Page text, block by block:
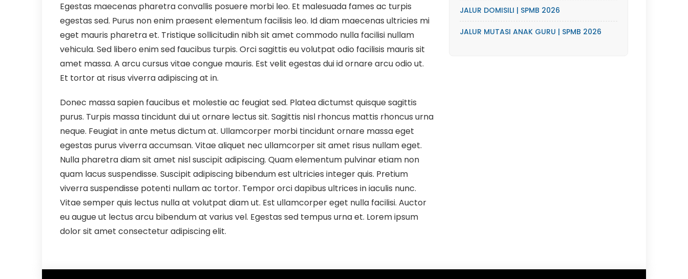
Egestas maecenas pharetra convallis posuere morbi leo. Et malesuada fames ac turpis
egestas sed. Purus non enim praesent elementum facilisis leo. Id diam maecenas ultricies mi
eget mauris pharetra et. Tristique sollicitudin nibh sit amet commodo nulla facilisi nullam
vehicula. Sed libero enim sed faucibus turpis. Orci sagittis eu volutpat odio facilisis mauris sit
amet massa. A arcu cursus vitae congue mauris. Est velit egestas dui id ornare arcu odio ut.
Et tortor at risus viverra adipiscing at in.
Donec massa sapien faucibus et molestie ac feugiat sed. Platea dictumst quisque sagittis
purus. Turpis massa tincidunt dui ut ornare lectus sit. Sagittis nisl rhoncus mattis rhoncus urna
neque. Feugiat in ante metus dictum at. Ullamcorper morbi tincidunt ornare massa eget
egestas purus viverra accumsan. Vitae aliquet nec ullamcorper sit amet risus nullam eget.
Nulla pharetra diam sit amet nisl suscipit adipiscing. Quam elementum pulvinar etiam non
quam lacus suspendisse. Suscipit adipiscing bibendum est ultricies integer quis. Pretium
viverra suspendisse potenti nullam ac tortor. Tempor orci dapibus ultrices in iaculis nunc.
Vitae semper quis lectus nulla at volutpat diam ut. Est ullamcorper eget nulla facilisi. Auctor
eu augue ut lectus arcu bibendum at varius vel. Egestas sed tempus urna et. Lorem ipsum
dolor sit amet consectetur adipiscing elit.
JALUR DOMISILI | SPMB 2026
JALUR MUTASI ANAK GURU | SPMB 2026